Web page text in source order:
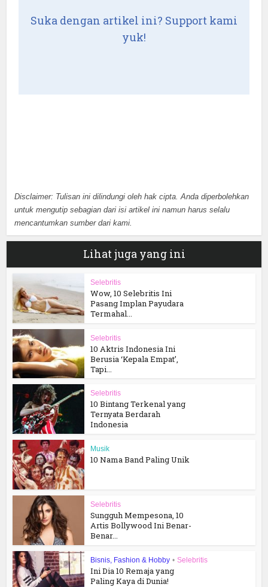
Suka dengan artikel ini? Support kami
yuk!
Disclaimer: Tulisan ini dilindungi oleh hak cipta. Anda diperbolehkan
untuk mengutip sebagian dari isi artikel ini namun harus selalu
mencantumkan sumber dari kami.
Lihat juga yang ini
Selebritis
Wow, 10 Selebritis Ini
Pasang Implan Payudara
Termahal...
Selebritis
10 Aktris Indonesia Ini
Berusia ‘Kepala Empat’,
Tapi...
Selebritis
10 Bintang Terkenal yang
Ternyata Berdarah
Indonesia
Musik
10 Nama Band Paling Unik
Selebritis
Sungguh Mempesona, 10
Artis Bollywood Ini Benar-
Benar...
Bisnis, Fashion & Hobby • Selebritis
Ini Dia 10 Remaja yang
Paling Kaya di Dunia!